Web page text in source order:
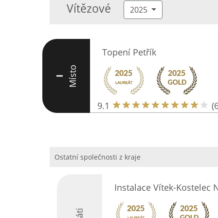
Vítězové 2025
I Místo
Topení Petřík
9.1
Ostatní společnosti z kraje
Instalace Vítek-Kostelec